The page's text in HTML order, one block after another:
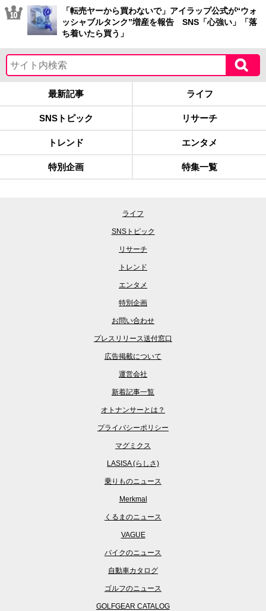
「転売ヤーから買わないで」アイラップ公式が“ウォ
ッシャブルタンク”増産を報告 SNS「心強い」「落
ち着いたら買う」
最新記事 ライフ
SNSトピック リサーチ
トレンド エンタメ
特別企画 特集一覧
ライフ
SNSトピック
リサーチ
トレンド
エンタメ
特別企画
お問い合わせ
プレスリリース送付窓口
広告掲載について
運営会社
新着記事一覧
オトナンサーとは？
プライバシーポリシー
マグミクス
LASISA (らしさ)
乗りものニュース
Merkmal
くるまのニュース
VAGUE
バイクのニュース
自動車カタログ
ゴルフのニュース
GOLFGEAR CATALOG